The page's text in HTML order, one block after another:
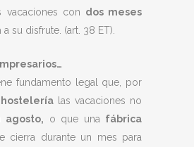
vacaciones con dos meses
a su disfrute. (art. 38 ET).
fundamento legal que, por
hosteleríalas vacaciones no
agosto, o que una fábrica
cierra durante un mes para